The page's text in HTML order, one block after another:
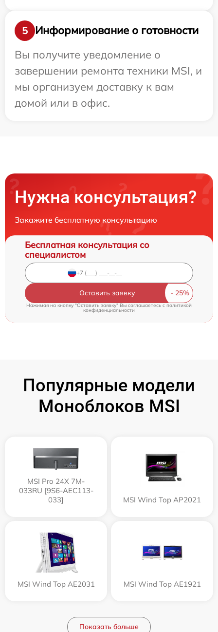
5
Информирование о готовности
Вы получите уведомление о
завершении ремонта техники MSI, и
мы организуем доставку к вам
домой или в офис.
Нужна консультация?
Закажите бесплатную консультацию
Бесплатная консультация со
специалистом
Оставить заявку
Нажимая на кнопку "Оставить заявку" Вы соглашаетесь cполитикой
конфиденциальности
Популярные модели
Моноблоков MSI
MSI Pro 24X 7M-
033RU [9S6-AEC113-
033]
MSI Wind Top AP2021
MSI Wind Top AE2031 MSI Wind Top AE1921
Показать больше